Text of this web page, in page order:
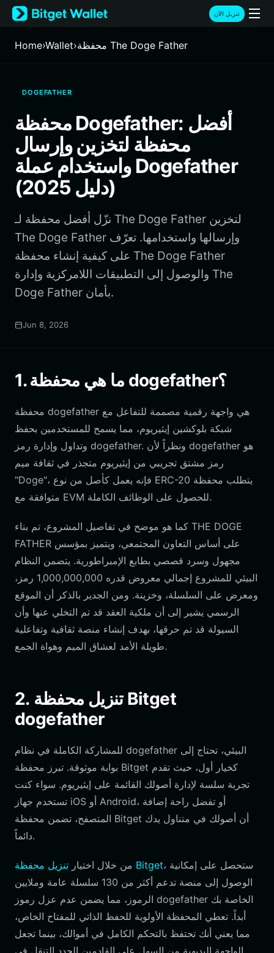
English
日本語
Русский
Italiano
Deutsch
简体中文
繁體中文
Português (Portugal)
Bahasa Indonesia
ภาษาไทย
বাংলা
Español
Português (Brasil)
Español (Argentina)
تنزيل الآن
Home›Wallet› محفظة The Doge Father
DOGEFATHER
محفظة Dogefather: أفضل
محفظة لتخزين وإرسال
واستخدام عملة Dogefather
(دليل 2025)
نزّل أفضل محفظة لـ The Doge Father لتخزين
The Doge Father وإرسالها واستخدامها. تعرّف
على كيفية إنشاء محفظة The Doge Father
والوصول إلى التطبيقات اللامركزية وإدارة The
Doge Father بأمان.
Jun 8, 2026
1. ما هي محفظة dogefather؟
محفظة dogefather هي واجهة رقمية مصممة للتفاعل مع
شبكة بلوكشين إيثيريوم، مما يسمح للمستخدمين بحفظ
وتداول وإدارة رمز dogefather. ونظراً لأن dogefather هو
رمز مشتق تجريبي من إيثيريوم متجذر في ثقافة ميم
"Doge"، فإنه يعمل كأصل من نوع ERC-20 يتطلب محفظة
متوافقة مع EVM للحصول على الوظائف الكاملة.
كما هو موضح في تفاصيل المشروع، تم بناء THE DOGE
FATHER على أساس التعاون المجتمعي، ويتميز بمؤسس
مجهول وسرد قصصي بطابع الإمبراطورية. يتضمن النظام
البيئي للمشروع إجمالي معروض قدره 1,000,000,000 رمز،
ومعرض على السلسلة، وخزينة. ومن الجدير بالذكر أن الموقع
الرسمي يشير إلى أن ملكية العقد قد تم التخلي عنها وأن
السيولة قد تم حرقها، بهدف إنشاء منصة ثقافية وتفاعلية
طويلة الأمد لعشاق الميم وهواة الجمع.
2. تنزيل محفظة Bitget
dogefather
للمشاركة الكاملة في نظام dogefather البيئي، تحتاج إلى
بوابة موثوقة. تبرز محفظة Bitget كخيار أول، حيث تقدم
تجربة سلسة لإدارة أصولك القائمة على إيثيريوم. سواء كنت
تستخدم جهاز iOS أو Android، أو تفضل راحة إضافة
المتصفح، تضمن محفظة Bitget أن أصولك في متناول يدك
دائماً.
من خلال اختيار تنزيل محفظة Bitget، ستحصل على إمكانية
الوصول إلى منصة تدعم أكثر من 130 سلسلة عامة وملايين
الرموز، مما يضمن عدم عزل رموز dogefather الخاصة بك
أبداً. تعطي المحفظة الأولوية للحفظ الذاتي للمفتاح الخاص،
مما يعني أنك تحتفظ بالتحكم الكامل في أموالك، بينما تجعل
الواجهة البديهية من السهل على القادمين الجدد التنقل في